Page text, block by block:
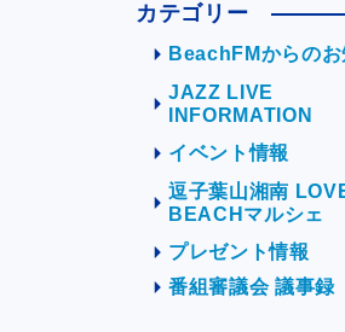
カテゴリー
BeachFMからのお
JAZZ LIVE
INFORMATION
イベント情報
逗子葉山湘南
BEACHマルシェ
プレゼント情報
番組審議会 議事録